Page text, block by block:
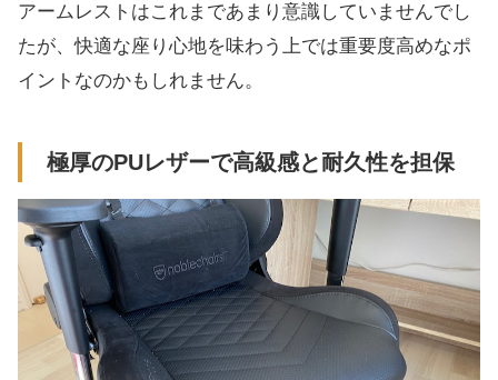
アームレストはこれまであまり意識していませんでし
たが、快適な座り心地を味わう上では重要度高めなポ
イントなのかもしれません。
極厚のPUレザーで高級感と耐久性を担保